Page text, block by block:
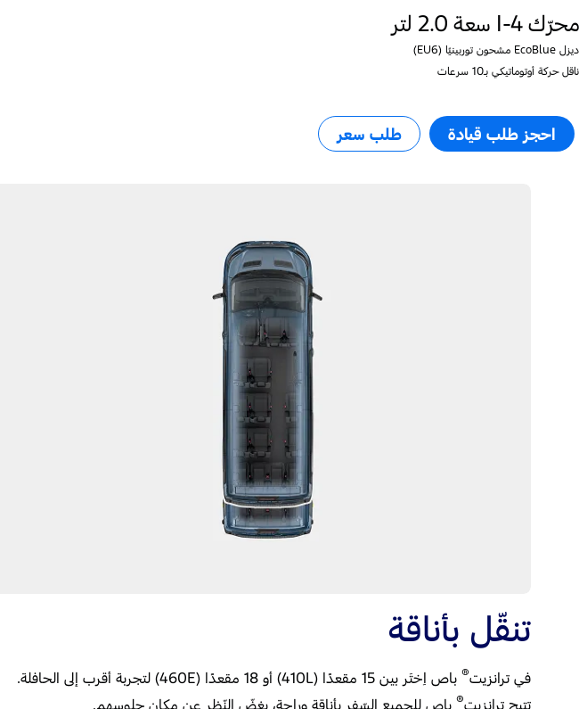
محرّك I-4 سعة 2.0 لتر
ديزل EcoBlue مشحون توربينيًا (EU6)
ناقل حركة أوتوماتيكي بـ10 سرعات
احجز طلب قيادة​ طلب سعر​
تنقّل بأناقة
في ترانزيت®
باص اِختَر بين 15 مقعدًا (410L) أو 18 مقعدًا (460E) لتجربة أقرب إلى الحافلة.
تتيح ترانزيت®باص للجميع السّفر بأناقة وراحة، بغضّ النّظر عن مكان جلوسهم.